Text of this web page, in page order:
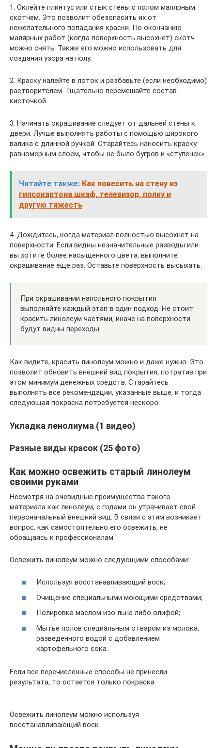
1. Оклейте плинтус или стык стены с полом малярным
скотчем. Это позволит обезопасить их от
нежелательного попадания краски. По окончанию
малярных работ (когда поверхность высохнет) скотч
можно снять. Также его можно использовать для
создания узора на полу.
2. Краску налейте в лоток и разбавьте (если необходимо)
растворителем. Тщательно перемешайте состав
кисточкой.
3. Начинать окрашивание следует от дальней стены к
двери. Лучше выполнять работы с помощью широкого
валика с длинной ручкой. Старайтесь наносить краску
равномерным слоем, чтобы не было бугров и «ступенек».
Читайте также: Как повесить на стену из
гипсокартона шкаф, телевизор, полку и
другую тяжесть
4. Дождитесь, когда материал полностью высохнет на
поверхности. Если видны незначительные разводы или
вы хотите более насыщенного цвета, выполните
окрашивание еще раз. Оставьте поверхность высыхать.
При окрашивании напольного покрытия
выполняйте каждый этап в один подход. Не стоит
красить линолеум частями, иначе на поверхности
будут видны переходы.
Как видите, красить линолеум можно и даже нужно. Это
позволит обновить внешний вид покрытия, потратив при
этом минимум денежных средств. Старайтесь
выполнять все рекомендации, указанные выше, и тогда
следующая покраска потребуется нескоро.
Укладка ленолиума (1 видео)
Разные виды красок (25 фото)
Как можно освежить старый линолеум
своими руками
Несмотря на очевидные преимущества такого
материала как линолеум, с годами он утрачивает свой
первоначальный внешний вид. В связи с этим возникает
вопрос, как самостоятельно его освежить, не
обращаясь к профессионалам.
Освежить линолеум можно следующими способами:
Используя восстанавливающий воск;
Очищение специальными моющими средствами;
Полировка маслом изо льна либо олифой;
Мытье полов специальным отваром из молока,
разведенного водой с добавлением
картофельного сока.
Если все перечисленные способы не принесли
результата, то остается только покраска.
Освежить линолеум можно используя
восстанавливающий воск.